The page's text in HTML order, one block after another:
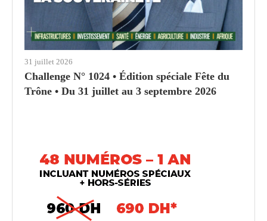
31 juillet 2026
Challenge N° 1024 • Édition spéciale Fête du
Trône • Du 31 juillet au 3 septembre 2026